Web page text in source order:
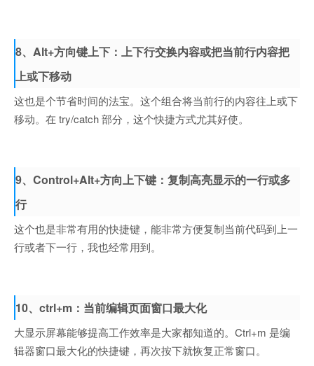
8、Alt+方向键上下：上下行交换内容或把当前行内容把
上或下移动
这也是个节省时间的法宝。这个组合将当前行的内容往上或下
移动。在 try/catch 部分，这个快捷方式尤其好使。
9、Control+Alt+方向上下键：复制高亮显示的一行或多
行
这个也是非常有用的快捷键，能非常方便复制当前代码到上一
行或者下一行，我也经常用到。
10、ctrl+m：当前编辑页面窗口最大化
大显示屏幕能够提高工作效率是大家都知道的。Ctrl+m 是编
辑器窗口最大化的快捷键，再次按下就恢复正常窗口。